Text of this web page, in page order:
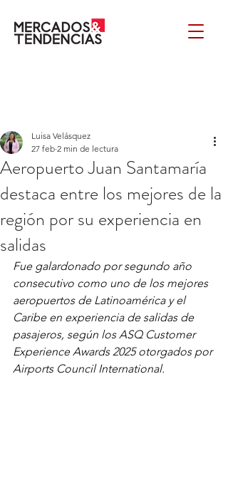
Aeropuerto Juan Santamaría
destaca entre los mejores de la
región por su experiencia en
salidas
Luisa Velásquez
27 feb 2 min de lectura
Fue galardonado por segundo año
consecutivo como uno de los mejores
aeropuertos de Latinoamérica y el
Caribe en experiencia de salidas de
pasajeros, según los ASQ Customer
Experience Awards 2025 otorgados por
Airports Council International.